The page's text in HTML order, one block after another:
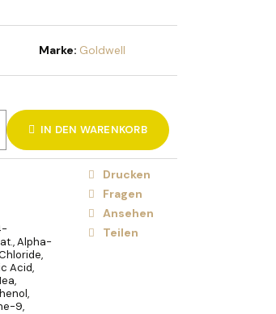
Marke: Goldwell
IN DEN WARENKORB
Alpha-
Acid,
9,
Drucken
Fragen
Ansehen
Teilen